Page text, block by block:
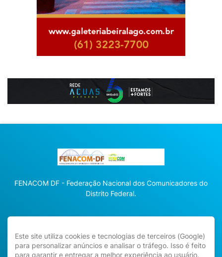
FENACOM DF - Federação Nacional dos Comunicadores do
Distrito Federal.
Este site utiliza cookies e tecnologias de terceiros (Google)
para personalizar anúncios e analisar o tráfego. Isso é feito
para garantir e entregar a melhor experiência ao usuário.